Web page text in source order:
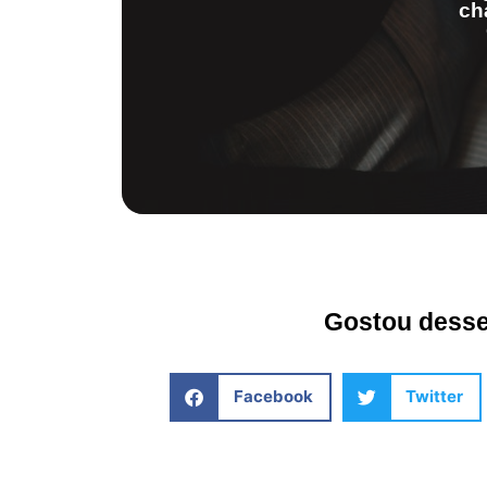
Gostou
Facebook Twitter